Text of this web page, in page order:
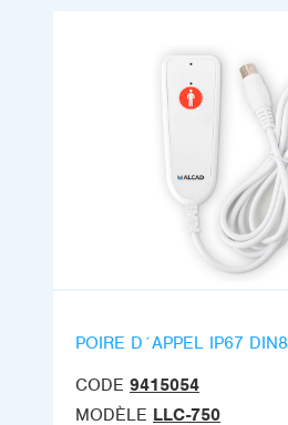
POIRE D´APPEL IP67 DIN8
CODE 9415054
MODÈLE LLC-750